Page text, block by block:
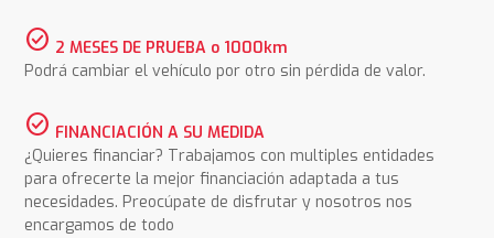
check_circle 2 MESES DE PRUEBA o 1000km
Podrá cambiar el vehículo por otro sin pérdida de valor.
check_circle FINANCIACIÓN A SU MEDIDA
¿Quieres financiar? Trabajamos con multiples entidades
para ofrecerte la mejor financiación adaptada a tus
necesidades. Preocúpate de disfrutar y nosotros nos
encargamos de todo